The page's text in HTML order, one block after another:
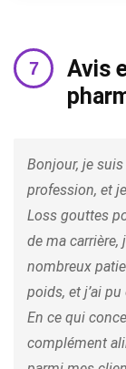
Avis
Bonjour, je
profession, et
Loss gouttes
de ma carrière,
nombreux
poids, et j’ai
En ce qui
complément